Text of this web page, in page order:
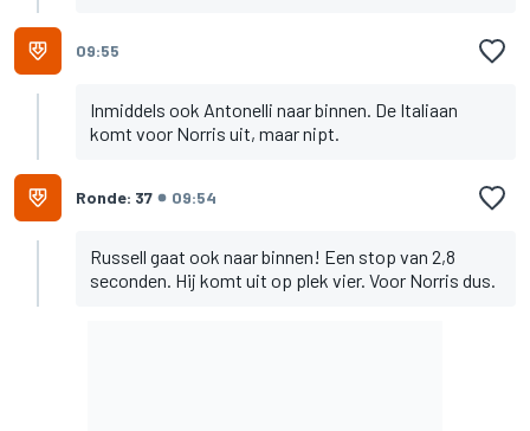
09:55
Inmiddels ook Antonelli naar binnen. De Italiaan
komt voor Norris uit, maar nipt.
Ronde: 37 09:54
Russell gaat ook naar binnen! Een stop van 2,8
seconden. Hij komt uit op plek vier. Voor Norris dus.